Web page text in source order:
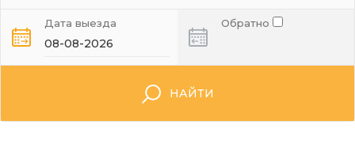
Дата выезда Обратно
НАЙТИ